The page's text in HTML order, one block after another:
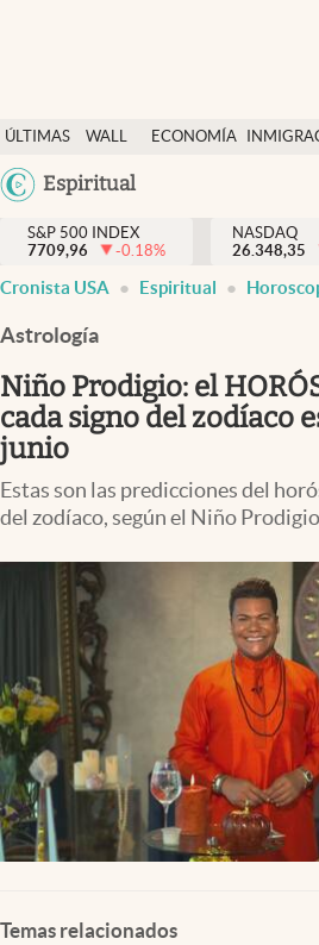
ÚLTIMAS
NOTICIAS
WALL
DÓLAR
ECONOMÍA
Espiritual
Finanzas y economía
Wall Street y dólar
Inmigración
Espiritual
Streaming
PC y mobile
USA
S&P 500 INDEX
7709,96
-0.18%
NASDAQ
26.348,35
Cronista USA Espiritual
Astrología
Niño Prodigio: el
cada signo del zodíaco
junio
Estas son las predicciones del
del zodíaco, según el Niño
Temas relacionados